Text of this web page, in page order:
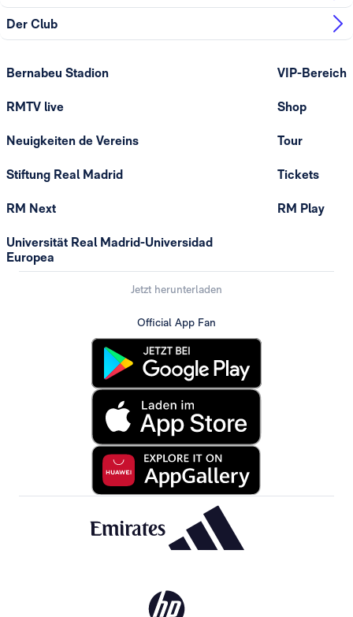
Der Club
Bernabeu Stadion
RMTV live
Neuigkeiten de Vereins
Stiftung Real Madrid
RM Next
Universität Real Madrid-Universidad
Europea
VIP-Bereich
Shop
Tour
Tickets
RM Play
Jetzt herunterladen
Official App Fan